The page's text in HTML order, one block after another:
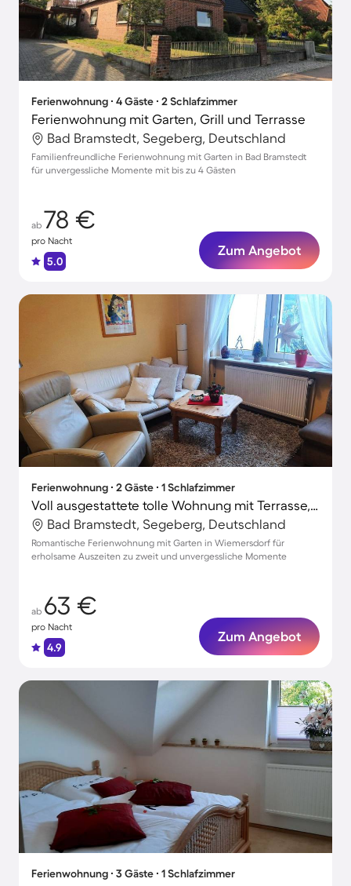
Ferienwohnung ∙ 4 Gäste ∙ 2 Schlafzimmer
Ferienwohnung mit Garten, Grill und Terrasse
Bad Bramstedt, Segeberg, Deutschland
Familienfreundliche Ferienwohnung mit Garten in Bad Bramstedt
für unvergessliche Momente mit bis zu 4 Gästen
ab 78 €
pro Nacht
5.0
Zum Angebot
Ferienwohnung ∙ 2 Gäste ∙ 1 Schlafzimmer
Voll ausgestattete tolle Wohnung mit Terrasse, Grill und Garten
Bad Bramstedt, Segeberg, Deutschland
Romantische Ferienwohnung mit Garten in Wiemersdorf für
erholsame Auszeiten zu zweit und unvergessliche Momente
ab 63 €
pro Nacht
4.9
Zum Angebot
Ferienwohnung ∙ 3 Gäste ∙ 1 Schlafzimmer